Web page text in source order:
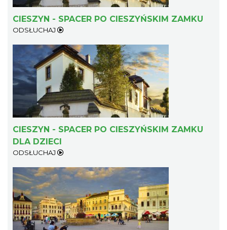
CIESZYN - SPACER PO CIESZYŃSKIM ZAMKU
ODSŁUCHAJ
CIESZYN - SPACER PO CIESZYŃSKIM ZAMKU
DLA DZIECI
ODSŁUCHAJ